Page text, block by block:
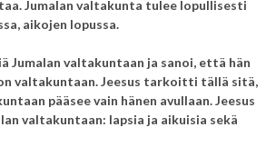
Jumalan valtakunta tulee lopullisesti
aikojen lopussa.
Jumalan valtakuntaan ja sanoi, että hän
valtakuntaan.Jeesus tarkoitti tällä sitä,
pääsee vain hänen avullaan.Jeesus
valtakuntaan: lapsia ja aikuisia sekä